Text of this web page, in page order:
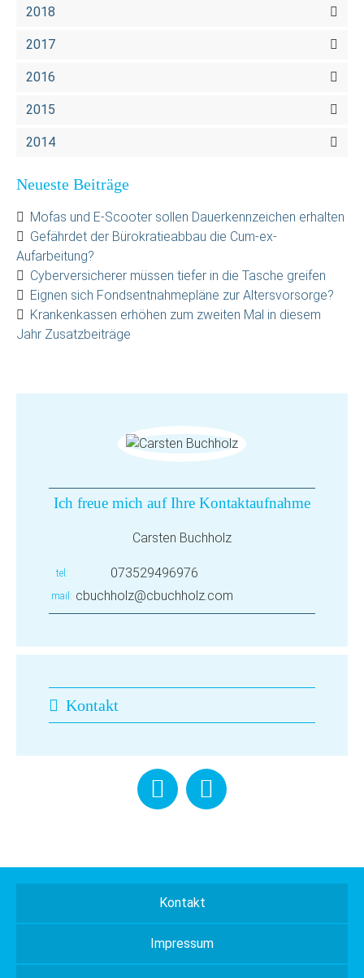
2018
2017
2016
2015
2014
Neueste Beiträge
Mofas und E-Scooter sollen Dauerkennzeichen erhalten
Gefährdet der Bürokratieabbau die Cum-ex-
Aufarbeitung?
Cyberversicherer müssen tiefer in die Tasche greifen
Eignen sich Fondsentnahmepläne zur Altersvorsorge?
Krankenkassen erhöhen zum zweiten Mal in diesem
Jahr Zusatzbeiträge
Ich freue mich auf Ihre Kontaktaufnahme
Carsten Buchholz
tel 073529496976
mail cbuchholz@cbuchholz.com
Kontakt
Kontakt
Impressum